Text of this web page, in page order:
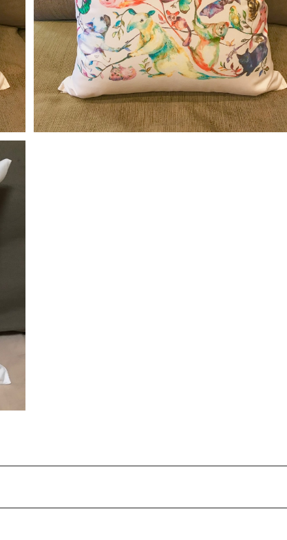
¥7,000